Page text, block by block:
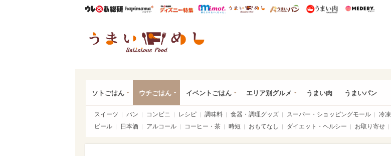
ウレぴあ総研ハピママ* ウレぴあ総研 ディズニー特集
mimot. うまいめし うまいパン うまい肉
ソトごはん ウチごはん イベントごはん エリア別グルメ うまい肉 うまいパン
スイーツ パン コンビニ レシピ 調味料 食器・調理グッズ スーパー・ショッピングモール 冷
ビール
日本酒 アルコール コーヒー・茶 時短 おもてなし ダイエット・ヘルシー お取り寄せ